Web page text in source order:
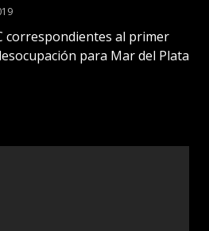
correspondientes al primer
para Mar del Plata